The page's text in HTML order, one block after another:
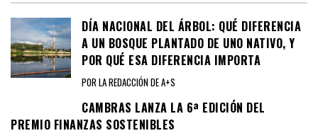
DÍA NACIONAL DEL ÁRBOL: QUÉ DIFERENCIA
A UN BOSQUE PLANTADO DE UNO NATIVO, Y
POR QUÉ ESA DIFERENCIA IMPORTA
POR LA REDACCIÓN DE A+S
CAMBRAS LANZA LA 6ª EDICIÓN DEL
PREMIO FINANZAS SOSTENIBLES